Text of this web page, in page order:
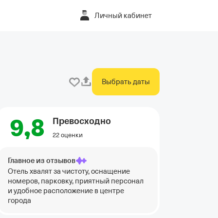
Личный кабинет
Выбрать даты
9,8 Превосходно
22 оценки
Главное из отзывов
Отель хвалят за чистоту, оснащение
номеров, парковку, приятный персонал
и удобное расположение в центре
города